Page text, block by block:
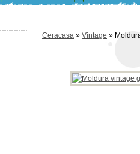
Ceracasa » Vintage »